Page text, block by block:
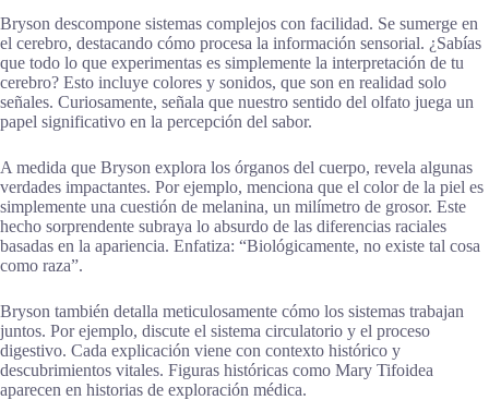
Bryson descompone sistemas complejos con facilidad. Se sumerge en
el cerebro, destacando cómo procesa la información sensorial. ¿Sabías
que todo lo que experimentas es simplemente la interpretación de tu
cerebro? Esto incluye colores y sonidos, que son en realidad solo
señales. Curiosamente, señala que nuestro sentido del olfato juega un
papel significativo en la percepción del sabor.
A medida que Bryson explora los órganos del cuerpo, revela algunas
verdades impactantes. Por ejemplo, menciona que el color de la piel es
simplemente una cuestión de melanina, un milímetro de grosor. Este
hecho sorprendente subraya lo absurdo de las diferencias raciales
basadas en la apariencia. Enfatiza: “Biológicamente, no existe tal cosa
como raza”.
Bryson también detalla meticulosamente cómo los sistemas trabajan
juntos. Por ejemplo, discute el sistema circulatorio y el proceso
digestivo. Cada explicación viene con contexto histórico y
descubrimientos vitales. Figuras históricas como Mary Tifoidea
aparecen en historias de exploración médica.